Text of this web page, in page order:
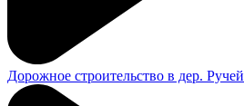
Дорожное строительство в дер. Ручей